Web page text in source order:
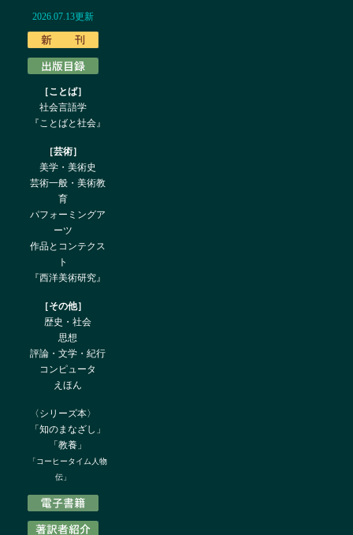
2026.07.13更新
［ことば］
社会言語学
『ことばと社会』
［芸術］
美学・美術史
芸術一般・美術教
育
パフォーミングア
ーツ
作品とコンテクス
ト
『西洋美術研究』
［その他］
歴史・社会
思想
評論・文学・紀行
コンピュータ
えほん
〈シリーズ本〉
「知のまなざし」
「教養」
「コーヒータイム人物
伝」